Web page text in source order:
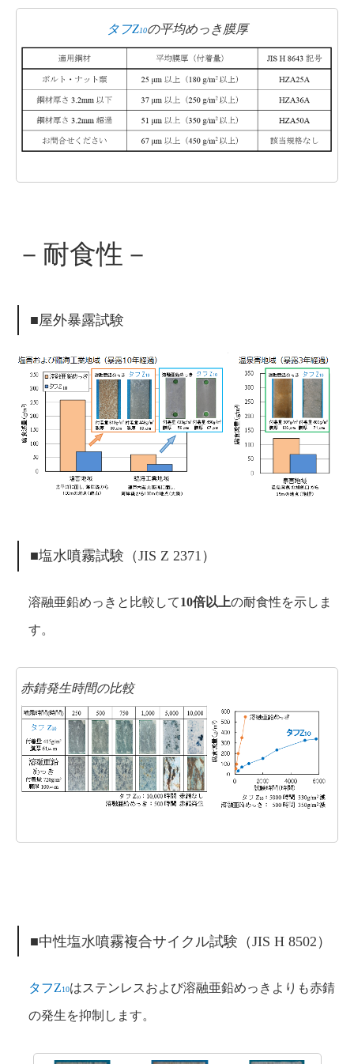
タフZ10の平均めっき膜厚
－耐食性－
■屋外暴露試験
■塩水噴霧試験（JIS Z 2371）
溶融亜鉛めっきと比較して10倍以上の耐食性を示しま
す。
赤錆発生時間の比較
■中性塩水噴霧複合サイクル試験（JIS H 8502）
タフZ10はステンレスおよび溶融亜鉛めっきよりも赤錆
の発生を抑制します。